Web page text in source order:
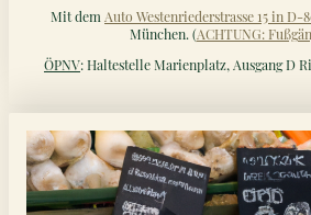
Mit dem Auto Westenriederstrasse 15 in D-
München. (ACHTUNG:
ÖPNV: Haltestelle Marienplatz, Ausgang D